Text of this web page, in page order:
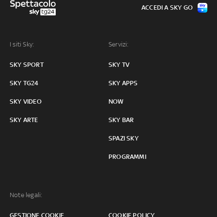
I siti Sky:
SKY SPORT
SKY TG24
SKY VIDEO
SKY ARTE
Servizi:
SKY TV
SKY APPS
NOW
SKY BAR
SPAZI SKY
PROGRAMMI
Note legali:
GESTIONE COOKIE COOKIE POLICY
ACCEDI A SKY GO